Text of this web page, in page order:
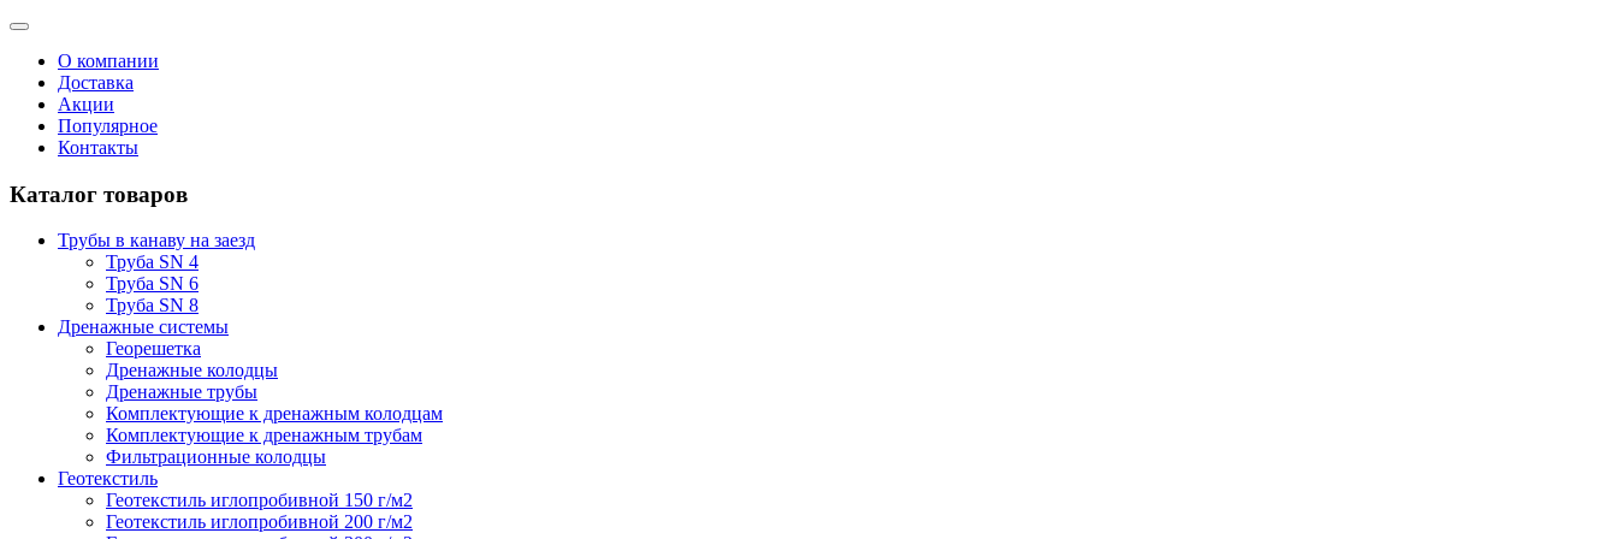
О компании
Доставка
Акции
Популярное
Контакты
Каталог товаров
Трубы в канаву на заезд
Труба SN 4
Труба SN 6
Труба SN 8
Дренажные системы
Георешетка
Дренажные колодцы
Дренажные трубы
Комплектующие к дренажным колодцам
Комплектующие к дренажным трубам
Фильтрационные колодцы
Геотекстиль
Геотекстиль иглопробивной 150 г/м2
Геотекстиль иглопробивной 200 г/м2